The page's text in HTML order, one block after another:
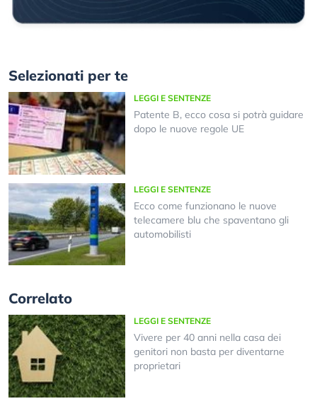
Selezionati per te
LEGGI E SENTENZE
Patente B, ecco cosa si potrà guidare
dopo le nuove regole UE
LEGGI E SENTENZE
Ecco come funzionano le nuove
telecamere blu che spaventano gli
automobilisti
Correlato
LEGGI E SENTENZE
Vivere per 40 anni nella casa dei
genitori non basta per diventarne
proprietari